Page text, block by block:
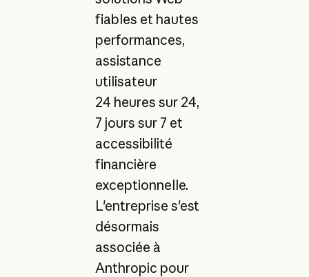
fiables et hautes
performances,
assistance
utilisateur
24 heures sur 24,
7 jours sur 7 et
accessibilité
financière
exceptionnelle.
L'entreprise s'est
désormais
associée à
Anthropic pour